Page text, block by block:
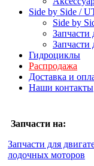
Side by Side /
Side by
Запчасти
Запчасти
Гидроциклы
Распродажа
Доставка и
Наши контакты
Запчасти на:
Запчасти для
лодочных моторов